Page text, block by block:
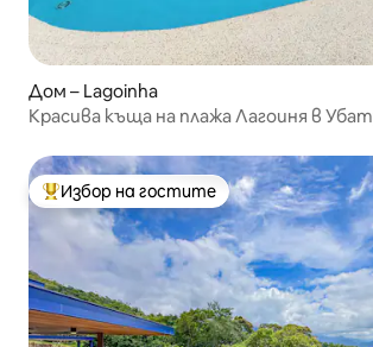
Дом – Lagoinha
Красива къща на плажа Лагоиня в
Най-популярен избор на гостите
Избор на гостите